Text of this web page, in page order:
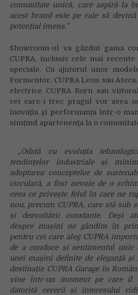
comunitate unică, care aspiră la
acest brand este pe cale să
potențial imens.”
Showroom-ul va găzdui gama
CUPRA, inclusiv cele mai
speciale. Cu ajutorul unor
Formentor, CUPRA Leon sau
electrice CUPRA Born sau viitorul
cei care-i trec pragul vor avea
inovația și performanța într-o
simțind apartenența la o
„Odată cu evoluția
tendințelor industriale și
adoptarea conceptelor de
circulară, a fost nevoie de o
ceea ce privește felul în care ne
nou, precum CUPRA, care stă sub
și dezvoltării constante. Deși
despre mașini ne gândim în
pentru cei care aleg CUPRA
de a conduce și sentimentul unic
unei mașini definite de eleganță și
destinație CUPRA Garage în
vine într-un moment pe care îl
datorită cererii și interesului